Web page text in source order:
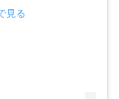
見る